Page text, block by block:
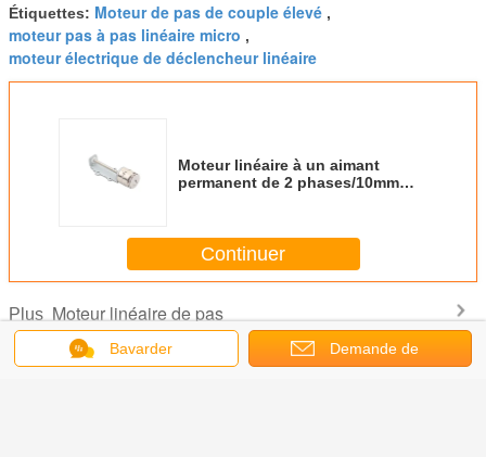
Étiquettes: Moteur de pas de couple élevé ,
moteur pas à pas linéaire micro ,
moteur électrique de déclencheur linéaire
Moteur linéaire à un aimant
permanent de 2 phases/10mm
Continuer
Plus Moteur linéaire de pas
Bavarder Demande de